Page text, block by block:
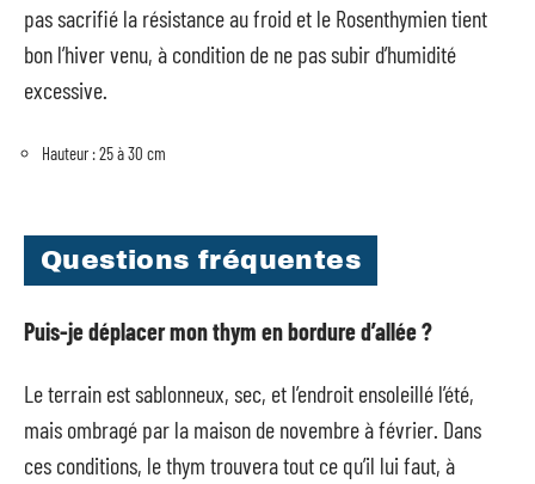
pas sacrifié la résistance au froid et le Rosenthymien tient
bon l’hiver venu, à condition de ne pas subir d’humidité
excessive.
Hauteur : 25 à 30 cm
Questions fréquentes
Puis-je déplacer mon thym en bordure d’allée ?
Le terrain est sablonneux, sec, et l’endroit ensoleillé l’été,
mais ombragé par la maison de novembre à février. Dans
ces conditions, le thym trouvera tout ce qu’il lui faut, à